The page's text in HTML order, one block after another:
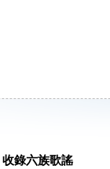
收錄六族歌謠